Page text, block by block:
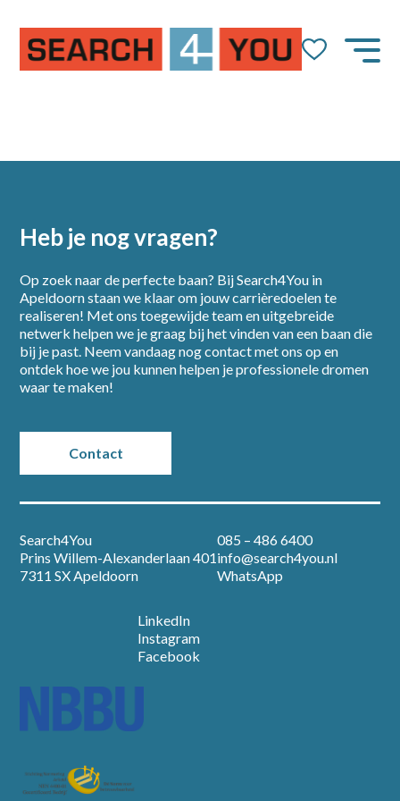
Home
Vacatures
Nieuws
Over ons
Open sollicitatie
Heb je nog vragen?
Op zoek naar de perfecte baan? Bij Search4You in
Apeldoorn staan we klaar om jouw carrièredoelen te
realiseren! Met ons toegewijde team en uitgebreide
netwerk helpen we je graag bij het vinden van een baan die
bij je past. Neem vandaag nog contact met ons op en
ontdek hoe we jou kunnen helpen je professionele dromen
waar te maken!
Contact
Search4You
Prins Willem-Alexanderlaan 401
7311 SX Apeldoorn
085 – 486 6400
info@search4you.nl
WhatsApp
LinkedIn
Instagram
Facebook